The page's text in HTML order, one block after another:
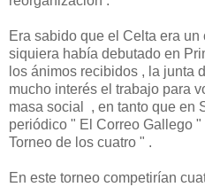
Era sabido que el Celta era
siquiera había debutado en
los ánimos recibidos , la junta
mucho interés el trabajo para
masa social , en tanto que en
periódico " El Correo Gallego
Torneo de los cuatro " .
En este torneo competirían